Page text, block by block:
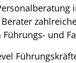
Führungs- und